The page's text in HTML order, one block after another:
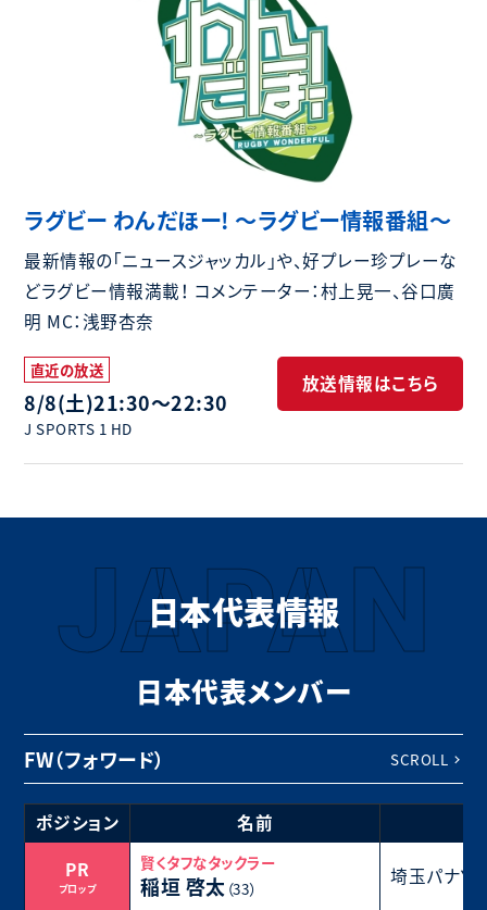
ラグビー わんだほー! 〜ラグビー情報番組〜
最新情報の「ニュースジャッカル」や、好プレー珍プレーな
どラグビー情報満載！ コメンテーター：村上晃一、谷口廣
明 MC：浅野杏奈
直近の放送
8/8(土)21:30〜22:30
J SPORTS 1 HD
放送情報はこちら
JAPAN
日本代表情報
日本代表メンバー
FW（フォワード） SCROLL
ポジション 名前
PR
プロップ
賢くタフなタックラー
稲垣 啓太 （33） 埼玉パナソ